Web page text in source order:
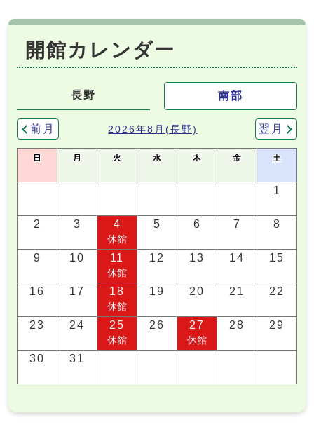
開館カレンダー
長野 南部
前月 2026年8月(長野) 翌月
1
2 3 4
休館
5 6 7 8
9 10 11
休館
12 13 14 15
16 17 18
休館
19 20 21 22
23 24 25
休館
26 27
休館
28 29
30 31